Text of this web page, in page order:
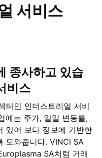
서비스
비스
터인 인더스트리얼 서비
에는 주가, 일일 변동률,
있어 보다 정보에 기반한
도와줍니다. VINCI SA
SA처럼 거래